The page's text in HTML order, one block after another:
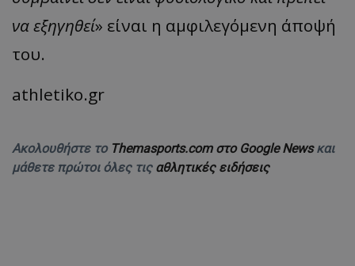
να εξηγηθεί» είναι η αμφιλεγόμενη άποψή
του.
athletiko.gr
Ακολουθήστε το Themasports.com στο Google Newsκαι
μάθετε πρώτοι όλες τις αθλητικές ειδήσεις